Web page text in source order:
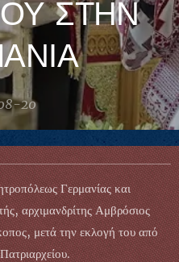
ΣΤΗΝ
20
Γερμανίας και
αρχιμανδρίτης Αμβρόσιος
μετά την εκλογή του από